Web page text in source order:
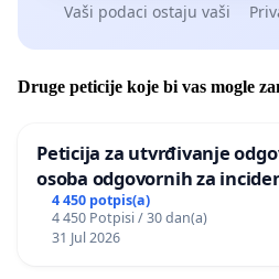
Vaši podaci ostaju vaši
Druge peticije koje bi vas mogle
Peticija za utvrđivanje
osoba odgovornih za
Grada Zagreba
4 450 potpis(a)
4 450 Potpisi / 30 dan(a)
31 Jul 2026